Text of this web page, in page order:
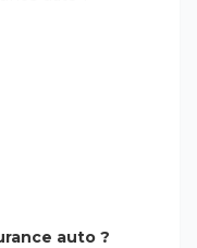
auto ?